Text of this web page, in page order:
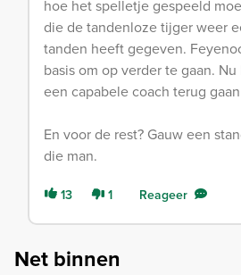
hoe het spelletje gespeeld
die de tandenloze tijger weer
tanden heeft gegeven.
basis om op verder te gaan.
een capabele coach terug
En voor de rest? Gauw een
die man.
13 1 Reageer
Net binnen